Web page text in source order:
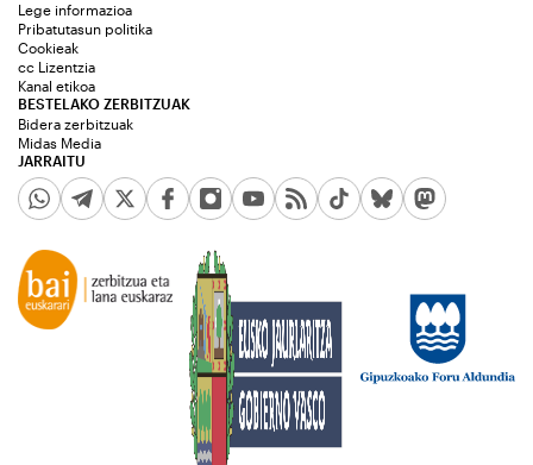
JARRAITU
Lege informazioa
Pribatutasun politika
Cookieak
cc Lizentzia
Kanal etikoa
BESTELAKO ZERBITZUAK
Bidera zerbitzuak
Midas Media